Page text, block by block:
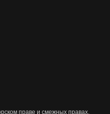
праве и смежных правах.